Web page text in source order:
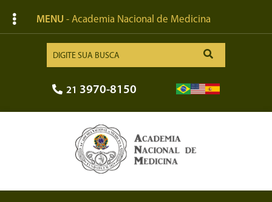
MENU - Academia Nacional de Medicina
21 3970-8150